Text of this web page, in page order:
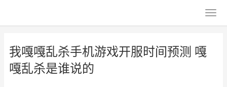
我嘎嘎乱杀手机游戏开服时间预测 嘎
嘎乱杀是谁说的